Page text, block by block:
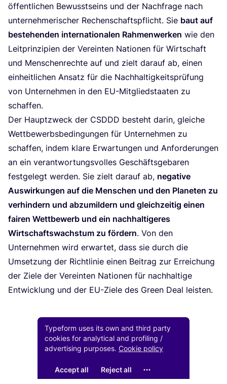
öffent­li­chen Bewusst­seins und der Nach­fra­ge nach
unter­neh­me­ri­scher Rechen­schafts­pflicht. Sie baut auf
bestehen­den inter­na­tio­na­len Rah­men­wer­ken wie den
Leit­prin­zi­pi­en der Ver­ein­ten Natio­nen für Wirt­schaft
und Men­schen­rech­te auf und zielt dar­auf ab, einen
ein­heit­li­chen Ansatz für die Nach­hal­tig­keits­prü­fung
von Unter­neh­men in den EU-Mit­glied­staa­ten zu
schaffen.
Der Haupt­zweck der CSDDD besteht dar­in, glei­che
Wett­be­werbs­be­din­gun­gen für Unter­neh­men zu
schaf­fen, indem kla­re Erwar­tun­gen und Anfor­de­run­gen
an ein ver­ant­wor­tungs­vol­les Geschäfts­ge­ba­ren
fest­ge­legt wer­den. Sie zielt dar­auf ab, nega­ti­ve
Aus­wir­kun­gen auf die Men­schen und den Pla­ne­ten zu
ver­hin­dern und abzu­mil­dern und gleich­zei­tig einen
fai­ren Wett­be­werb und ein nach­hal­ti­ge­res
Wirt­schafts­wachs­tum zu för­dern. Von den
Unter­neh­men wird erwar­tet, dass sie durch die
Umset­zung der Richt­li­nie einen Bei­trag zur Errei­chung
der Zie­le der Ver­ein­ten Natio­nen für nach­hal­ti­ge
Ent­wick­lung und der EU-Zie­le des Green Deal leisten.